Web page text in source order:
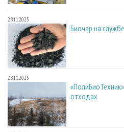
28.11.2025
Биочар на
28.11.2025
отходах